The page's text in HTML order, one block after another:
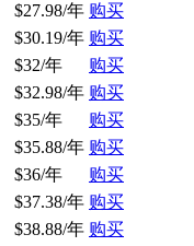
$27.98/年 购买
$30.19/年 购买
$32/年
购买
$32.98/年 购买
$35/年
购买
$35.88/年 购买
$36/年
购买
$37.38/年 购买
$38.88/年 购买